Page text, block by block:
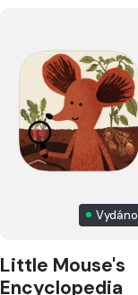
Vydáno
Little Mouse's
Encyclopedia